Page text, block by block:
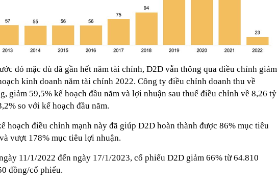
đó mặc dù đã gần hết năm tài chính, D2D vẫn thông qua điều chỉnh giảm
kinh doanh năm tài chính 2022. Công ty điều chỉnh doanh thu về
giảm 59,5% kế hoạch đầu năm và lợi nhuận sau thuế điều chỉnh về 8,26 tỷ
so với kế hoạch đầu năm.
hoạch điều chỉnh mạnh này đã giúp D2D hoàn thành được 86% mục tiêu
vượt 178% mục tiêu lợi nhuận.
11/1/2022 đến ngày 17/1/2023, cổ phiếu D2D giảm 66% từ 64.810
đồng/cổ phiếu.